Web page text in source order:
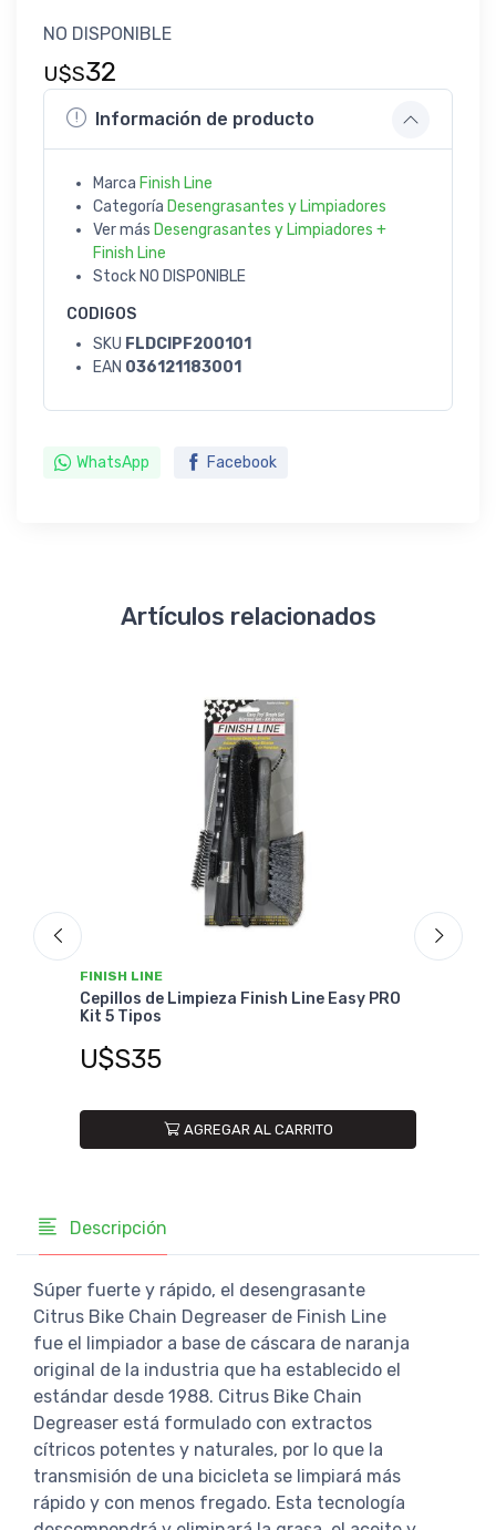
NO DISPONIBLE
U$S32
Información de producto
Marca Finish Line
Categoría Desengrasantes y Limpiadores
Ver más Desengrasantes y Limpiadores +
Finish Line
Stock NO DISPONIBLE
CODIGOS
SKU FLDCIPF200101
EAN 036121183001
WhatsApp Facebook
Artículos relacionados
FINISH LINE
Cepillos de Limpieza Finish Line Easy PRO
Kit 5 Tipos
U$S35
AGREGAR AL CARRITO
Descripción
Súper fuerte y rápido, el desengrasante
Citrus Bike Chain Degreaser de Finish Line
fue el limpiador a base de cáscara de naranja
original de la industria que ha establecido el
estándar desde 1988. Citrus Bike Chain
Degreaser está formulado con extractos
cítricos potentes y naturales, por lo que la
transmisión de una bicicleta se limpiará más
rápido y con menos fregado. Esta tecnología